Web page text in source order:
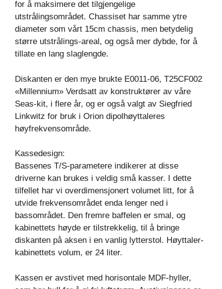
for å maksimere det tilgjengelige
utstrålingsområdet. Chassiset har samme ytre
diameter som vårt 15cm chassis, men betydelig
større utstrålings-areal, og også mer dybde, for å
tillate en lang slaglengde.
Diskanten er den mye brukte E0011-06, T25CF002
«Millennium» Verdsatt av konstruktører av våre
Seas-kit, i flere år, og er også valgt av Siegfried
Linkwitz for bruk i Orion dipolhøyttaleres
høyfrekvensområde.
Kassedesign:
Bassenes T/S-parametere indikerer at disse
driverne kan brukes i veldig små kasser. I dette
tilfellet har vi overdimensjonert volumet litt, for å
utvide frekvensområdet enda lenger ned i
bassområdet. Den fremre baffelen er smal, og
kabinettets høyde er tilstrekkelig, til å bringe
diskanten på aksen i en vanlig lytterstol. Høyttaler-
kabinettets volum, er 24 liter.
Kassen er avstivet med horisontale MDF-hyller,